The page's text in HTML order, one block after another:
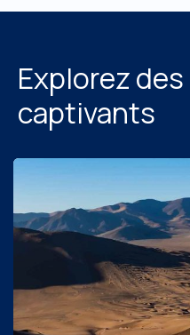
Explorez des
captivants